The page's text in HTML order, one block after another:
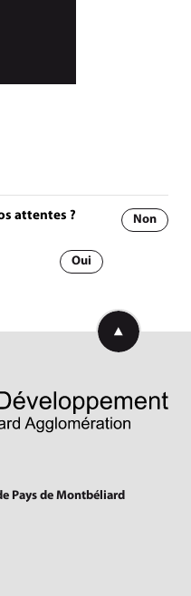
attentes ? Non
Oui
Retourner en
Pays de Montbéliard